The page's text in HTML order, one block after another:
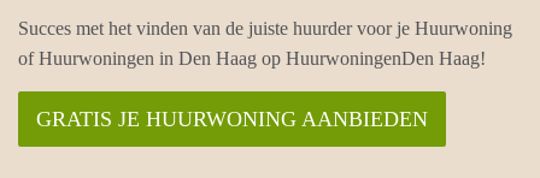
Succes met het vinden van de juiste huurder voor je Huurwoning
of Huurwoningen in Den Haag op HuurwoningenDen Haag!
GRATIS JE HUURWONING AANBIEDEN